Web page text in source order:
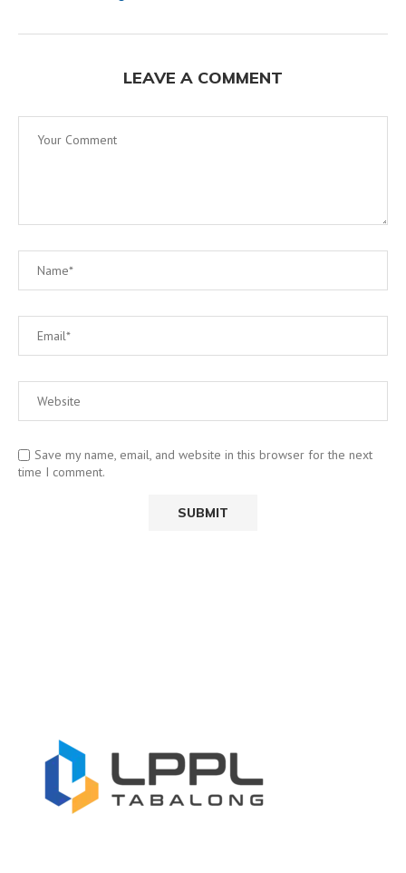
LEAVE A COMMENT
Save my name, email, and website in this browser for the next
time I comment.